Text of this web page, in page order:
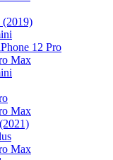
(2019)
12 Pro
Max
Max
Max